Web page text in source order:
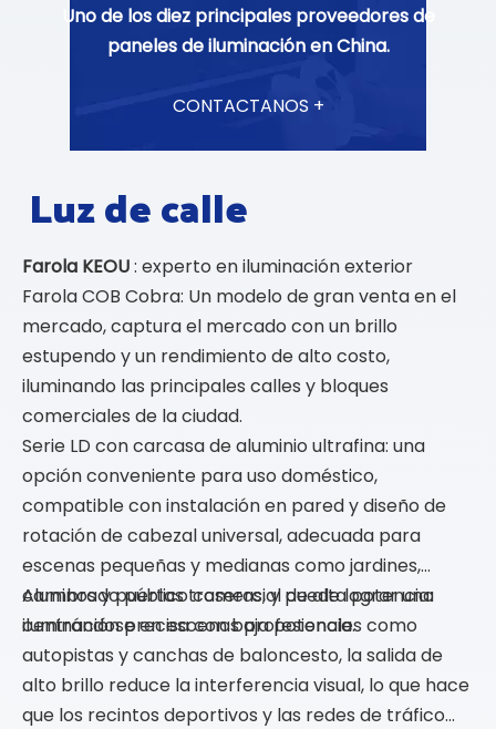
Uno de los diez principales proveedores de
paneles de iluminación en China.
CONTACTANOS +
Luz de calle
Farola KEOU: experto en iluminación exterior
Farola COB Cobra: Un modelo de gran venta en el
mercado, captura el mercado con un brillo
estupendo y un rendimiento de alto costo,
iluminando las principales calles y bloques
comerciales de la ciudad.
Serie LD con carcasa de aluminio ultrafina: una
opción conveniente para uso doméstico,
compatible con instalación en pared y diseño de
rotación de cabezal universal, adecuada para
escenas pequeñas y medianas como jardines,
caminos y puertas traseras, y puede lograr una
iluminación precisa con baja potencia.
Alumbrado público comercial de alta potencia:
centrándose en escenas profesionales como
autopistas y canchas de baloncesto, la salida de
alto brillo reduce la interferencia visual, lo que hace
que los recintos deportivos y las redes de tráfico